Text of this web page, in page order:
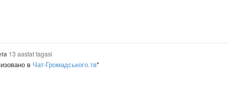
13 aastat tagasi
в Чат-Громадського.тв"